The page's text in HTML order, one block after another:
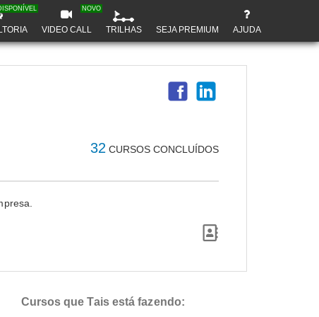
VIDEO CALL
NOVO
TRILHAS SEJA PREMIUM AJUDA
32 CURSOS CONCLUÍDOS
Cursos que Tais está fazendo: